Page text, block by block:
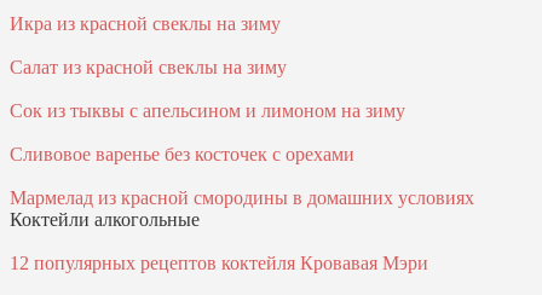
Икра из красной свеклы на зиму
Салат из красной свеклы на зиму
Сок из тыквы с апельсином и лимоном на зиму
Сливовое варенье без косточек с орехами
Мармелад из красной смородины в домашних условиях
Коктейли алкогольные
12 популярных рецептов коктейля Кровавая Мэри